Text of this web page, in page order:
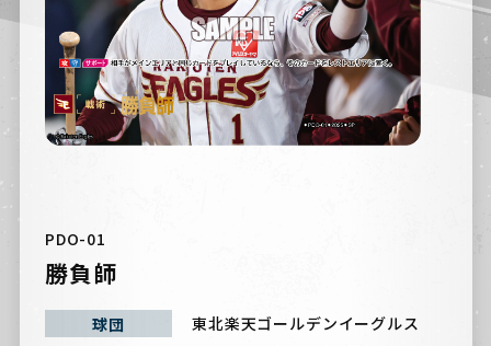
PDO-01
勝負師
球団
東北楽天ゴールデンイーグルス